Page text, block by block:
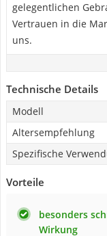
gelegentlichen
Vertrauen in die
uns.
Technische Details
Modell
Altersempfehlung
Spezifische
Vorteile
besonders
Wirkung